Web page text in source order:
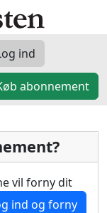
ind
abonnement
vil forny dit
ind og forny